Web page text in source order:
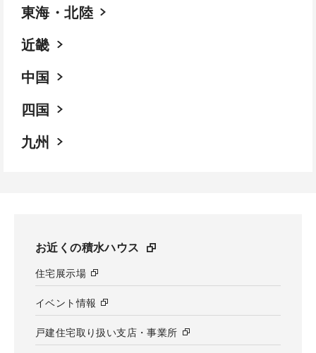
東海・北陸
近畿
中国
四国
九州
お近くの積水ハウス
住宅展示場
イベント情報
戸建住宅取り扱い支店・事業所